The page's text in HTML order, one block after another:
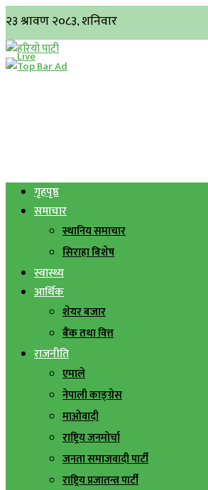
गृहपृष्ठ
समाचार
स्थानिय समाचार
सिराहा बिशेष
स्वास्थ्य
आर्थिक
शेयर बजार
बैंक तथा वित्त
राजनीति
एमाले
नेपाली काङ्ग्रेस
माओवादी
राष्ट्रिय जनमोर्चा
जनता समाजवादी पार्टी
राष्ट्रिय प्रजातन्त्र पार्टी